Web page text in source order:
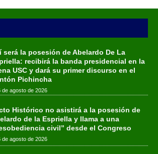
será la posesión de Abelardo De La
recibirá la banda presidencial en la
USC y dará su primer discurso en el
Pichincha
de agosto de 2026
Histórico no asistirá a la posesión de
de la Espriella y llama a una
civil” desde el Congreso
de agosto de 2026